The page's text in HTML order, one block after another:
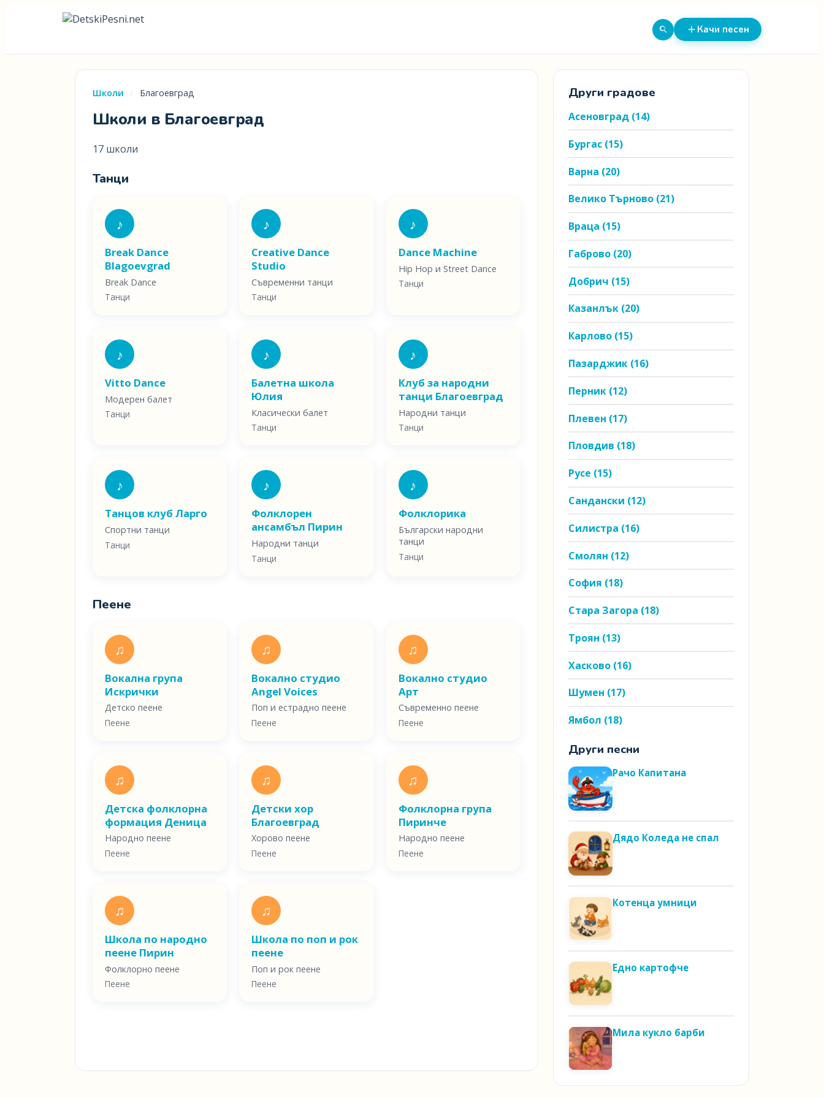
Качи песен
Школи Благоевград
Школи в Благоевград
17 школи
Танци
♪
Break Dance
Blagoevgrad
Break Dance
Танци
♪
Creative Dance
Studio
Съвременни танци
Танци
♪
Dance Machine
Hip Hop и Street Dance
Танци
♪
Vitto Dance
Модерен балет
Танци
♪
Балетна школа
Юлия
Класически балет
Танци
♪
Клуб за народни
танци Благоевград
Народни танци
Танци
♪
Танцов клуб Ларго
Спортни танци
Танци
♪
Фолклорен
ансамбъл Пирин
Народни танци
Танци
♪
Фолклорика
Български народни
танци
Танци
Пеене
♫
Вокална група
Искрички
Детско пеене
Пеене
♫
Вокално студио
Angel Voices
Поп и естрадно пеене
Пеене
♫
Вокално студио
Арт
Съвременно пеене
Пеене
♫
Детска фолклорна
формация Деница
Народно пеене
Пеене
♫
Детски хор
Благоевград
Хорово пеене
Пеене
♫
Фолклорна група
Пиринче
Народно пеене
Пеене
♫
Школа по народно
пеене Пирин
Фолклорно пеене
Пеене
♫
Школа по поп и рок
пеене
Поп и рок пеене
Пеене
Други градове
Асеновград (14)
Бургас (15)
Варна (20)
Велико Търново (21)
Враца (15)
Габрово (20)
Добрич (15)
Казанлък (20)
Карлово (15)
Пазарджик (16)
Перник (12)
Плевен (17)
Пловдив (18)
Русе (15)
Сандански (12)
Силистра (16)
Смолян (12)
София (18)
Стара Загора (18)
Троян (13)
Хасково (16)
Шумен (17)
Ямбол (18)
Други песни
Рачо Капитана
Дядо Коледа не спал
Котенца умници
Едно картофче
Мила кукло барби